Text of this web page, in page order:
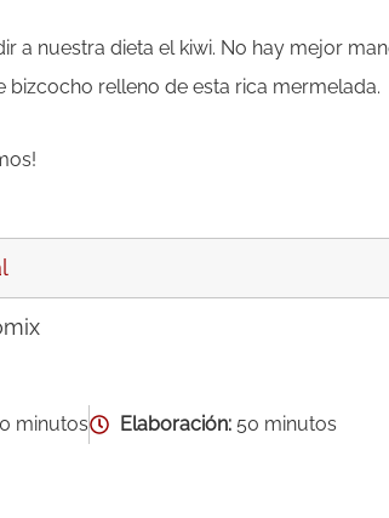
a nuestra dieta el kiwi. No hay mejor
relleno de esta rica mermelada.
minutos Elaboración: 50 minutos